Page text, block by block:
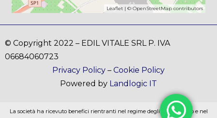
Leaflet | © OpenStreetMapcontributors
© Copyright 2022 – EDIL VITALE SRL P. IVA
06684060723
Privacy Policy – Cookie Policy
Powered by Landlogic IT
La società ha ricevuto benefici rientranti nel regime degli aiuti di stato e nel